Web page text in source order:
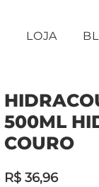
LOJA
500ML
COURO
R$ 36,96Preço